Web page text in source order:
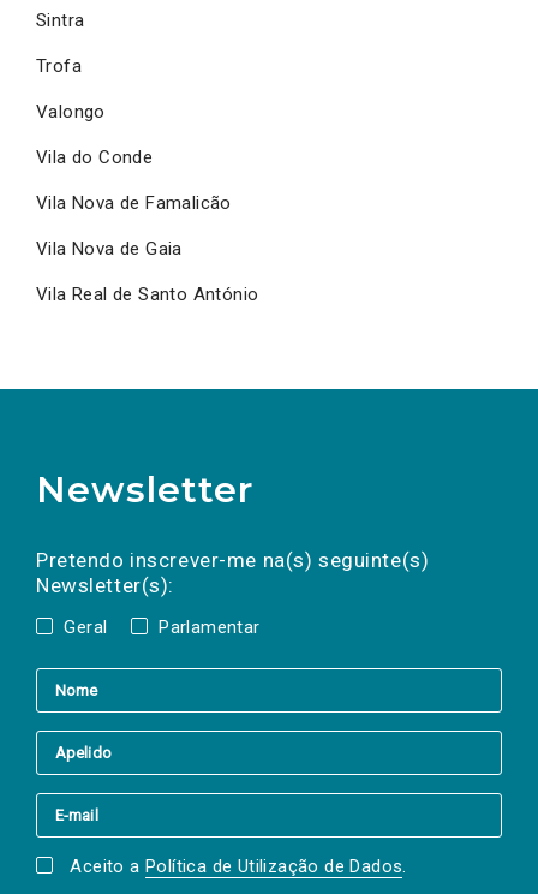
Sintra
Trofa
Valongo
Vila do Conde
Vila Nova de Famalicão
Vila Nova de Gaia
Vila Real de Santo António
Newsletter
Pretendo inscrever-me na(s) seguinte(s)
Newsletter(s):
Geral Parlamentar
a(s) newsletter(s).
mail
Aceito a Política de Utilização de Dados.